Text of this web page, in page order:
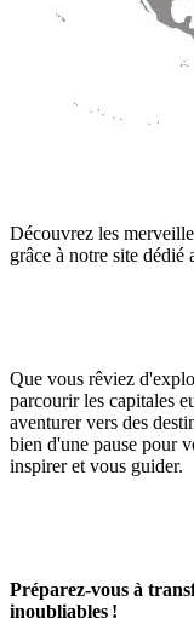
Découvrez les
grâce à notre site dédié
Que vous rêviez
parcourir les capitales
aventurer vers des
bien d'une pause pour
inspirer et vous guider.
Préparez-vous à
inoubliables !